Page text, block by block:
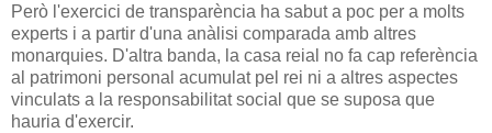
Però l'exercici de transparència ha sabut a poc per a molts
experts i a partir d'una anàlisi comparada amb altres
monarquies. D'altra banda, la casa reial no fa cap referència
al patrimoni personal acumulat pel rei ni a altres aspectes
vinculats a la responsabilitat social que se suposa que
hauria d'exercir.